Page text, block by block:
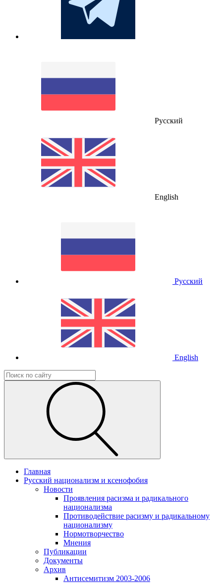
Русский
English
Русский
English
Главная
Русский национализм и ксенофобия
Новости
Проявления расизма и радикального
национализма
Противодействие расизму и радикальному
национализму
Нормотворчество
Мнения
Публикации
Документы
Архив
Антисемитизм 2003-2006